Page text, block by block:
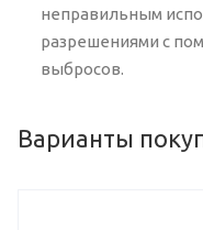
неправильным
разрешениями с
выбросов.
Варианты